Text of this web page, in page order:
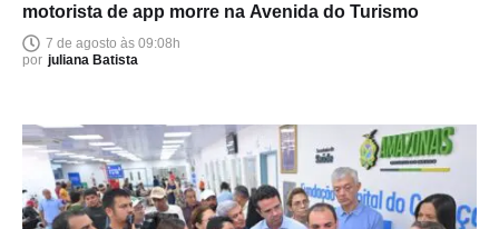
motorista de app morre na Avenida do Turismo
7 de agosto às 09:08h
por juliana Batista